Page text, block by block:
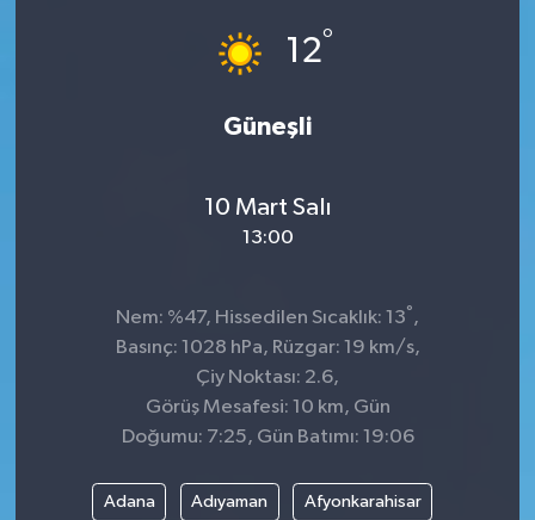
12°
Güneşli
10 Mart Salı
13:00
Nem: %47, Hissedilen Sıcaklık: 13° ,
Basınç: 1028 hPa, Rüzgar: 19 km/s,
Çiy Noktası: 2.6,
Görüş Mesafesi: 10 km, Gün
Doğumu: 7:25, Gün Batımı: 19:06
Adana Adıyaman Afyonkarahisar